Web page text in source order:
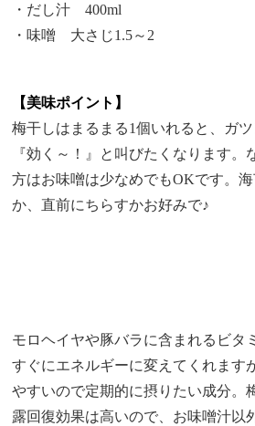
・だし汁 400ml
・味噌 大さじ1.5～2
【美味ポイント】
梅干しはまるまる1個いれると、ガ
『効く～！』と叫びたくなります。
方はお味噌は少なめでもOKです。海
か、直前にちらすかお好みで♪
モロヘイヤや豚バラに含まれるビタ
すぐにエネルギーに変えてくれます
やすいので定期的に摂りたい成分。
露回復効果は高いので、お味噌汁以